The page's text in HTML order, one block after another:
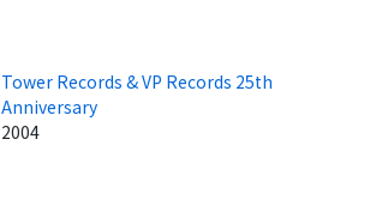
Tower Records & VP Records 25th
Anniversary
2004